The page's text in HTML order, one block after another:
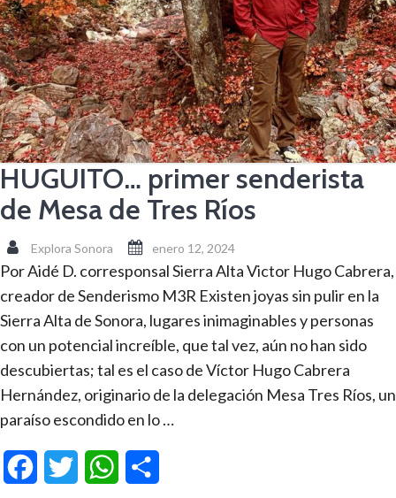
HUGUITO… primer senderista
de Mesa de Tres Ríos
Explora Sonora enero 12, 2024
Por Aidé D. corresponsal Sierra Alta Victor Hugo Cabrera,
creador de Senderismo M3R Existen joyas sin pulir en la
Sierra Alta de Sonora, lugares inimaginables y personas
con un potencial increíble, que tal vez, aún no han sido
descubiertas; tal es el caso de Víctor Hugo Cabrera
Hernández, originario de la delegación Mesa Tres Ríos, un
paraíso escondido en lo …
FacebookTwitter WhatsApp